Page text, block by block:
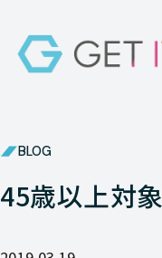
BLOG
45歳以上対象